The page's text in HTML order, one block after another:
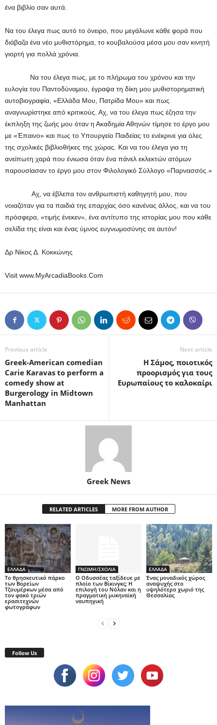
ένα βιβλίο σαν αυτά.
Να του έλεγα πως αυτό το όνειρο, που μεγάλωνε κάθε φορά που
διάβαζα ένα νέο μυθιστόρημα, το κουβαλούσα μέσα μου σαν κινητή
γιορτή για πολλά χρόνια.
Να του έλεγα πως, με το πλήρωμα του χρόνου και την
ευλογία του Παντοδύναμου, έγραψα τη δίκη μου μυθιστορηματική
αυτοβιογραφία, «Ελλάδα Μου, Πατρίδα Μου» και πως
αναγνωρίστηκε από κριτικούς. Αχ, να του έλεγα πως έζησα την
έκπληξη της ζωής μου όταν η Ακαδημία Αθηνών τίμησε το έργο μου
με «Έπαινο» και πως το Υπουργείο Παιδείας το ενέκρινε για όλες
της σχολικές βιβλιοθήκες της χώρας. Και να του έλεγα για τη
ανείπωτη χαρά που ένιωσα όταν ένα πάνελ εκλεκτών ατόμων
παρουσίασαν το έργο μου στον Φιλολογικό Σύλλογο «Παρνασσός.»
Αχ, να έβλεπα τον ανθρωπιστή καθηγητή μου, που
νοιαζόταν για τα παιδιά της επαρχίας όσο κανένας άλλος, και να του
πρόσφερα, «τιμής ένεκεν», ένα αντίτυπο της ιστορίας μου που κάθε
σελίδα της είναι και ένας ύμνος ευγνωμοσύνης σε αυτόν!
Δρ Νίκος Δ. Κοκκώνης
Visit www.MyArcadiaBooks.Com
Previous article
Greek-American comedian
Carie Karavas to perform a
comedy show at
Burgerology in Midtown
Manhattan
Next article
Η Σάμος, ποιοτικός
προορισμός για τους
Ευρωπαίους το καλοκαίρι
Greek News
RELATED ARTICLES MORE FROM AUTHOR
ΕΛΛΑΔΑ
Το θρησκευτικό πάρκο
των Βορείων
Τζουμέρκων μέσα από
τον φακό τριών
ερασιτεχνών
φωτογράφων
ΓΝΩΜΗ/ΣΧΟΛΙΑ
Ο Οδυσσέας ταξίδευε με
πλοίο των Βίκινγκς; Η
επιλογή του Νόλαν και η
πραγματική μυκηναϊκή
ναυπηγική
ΕΛΛΑΔΑ
Ένας μοναδικός χώρος
αναψυχής στο
υψηλότερο χωριό της
Θεσσαλίας
Follow Us